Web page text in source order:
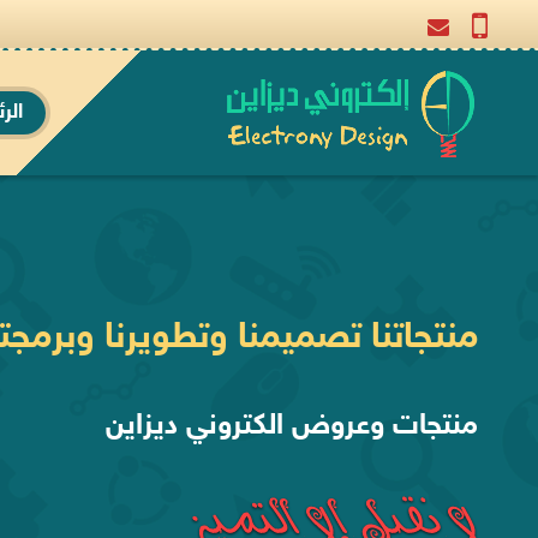
منتجاتنا تصميمنا وتطويرنا
منتجات وعروض الكتروني ديزاين